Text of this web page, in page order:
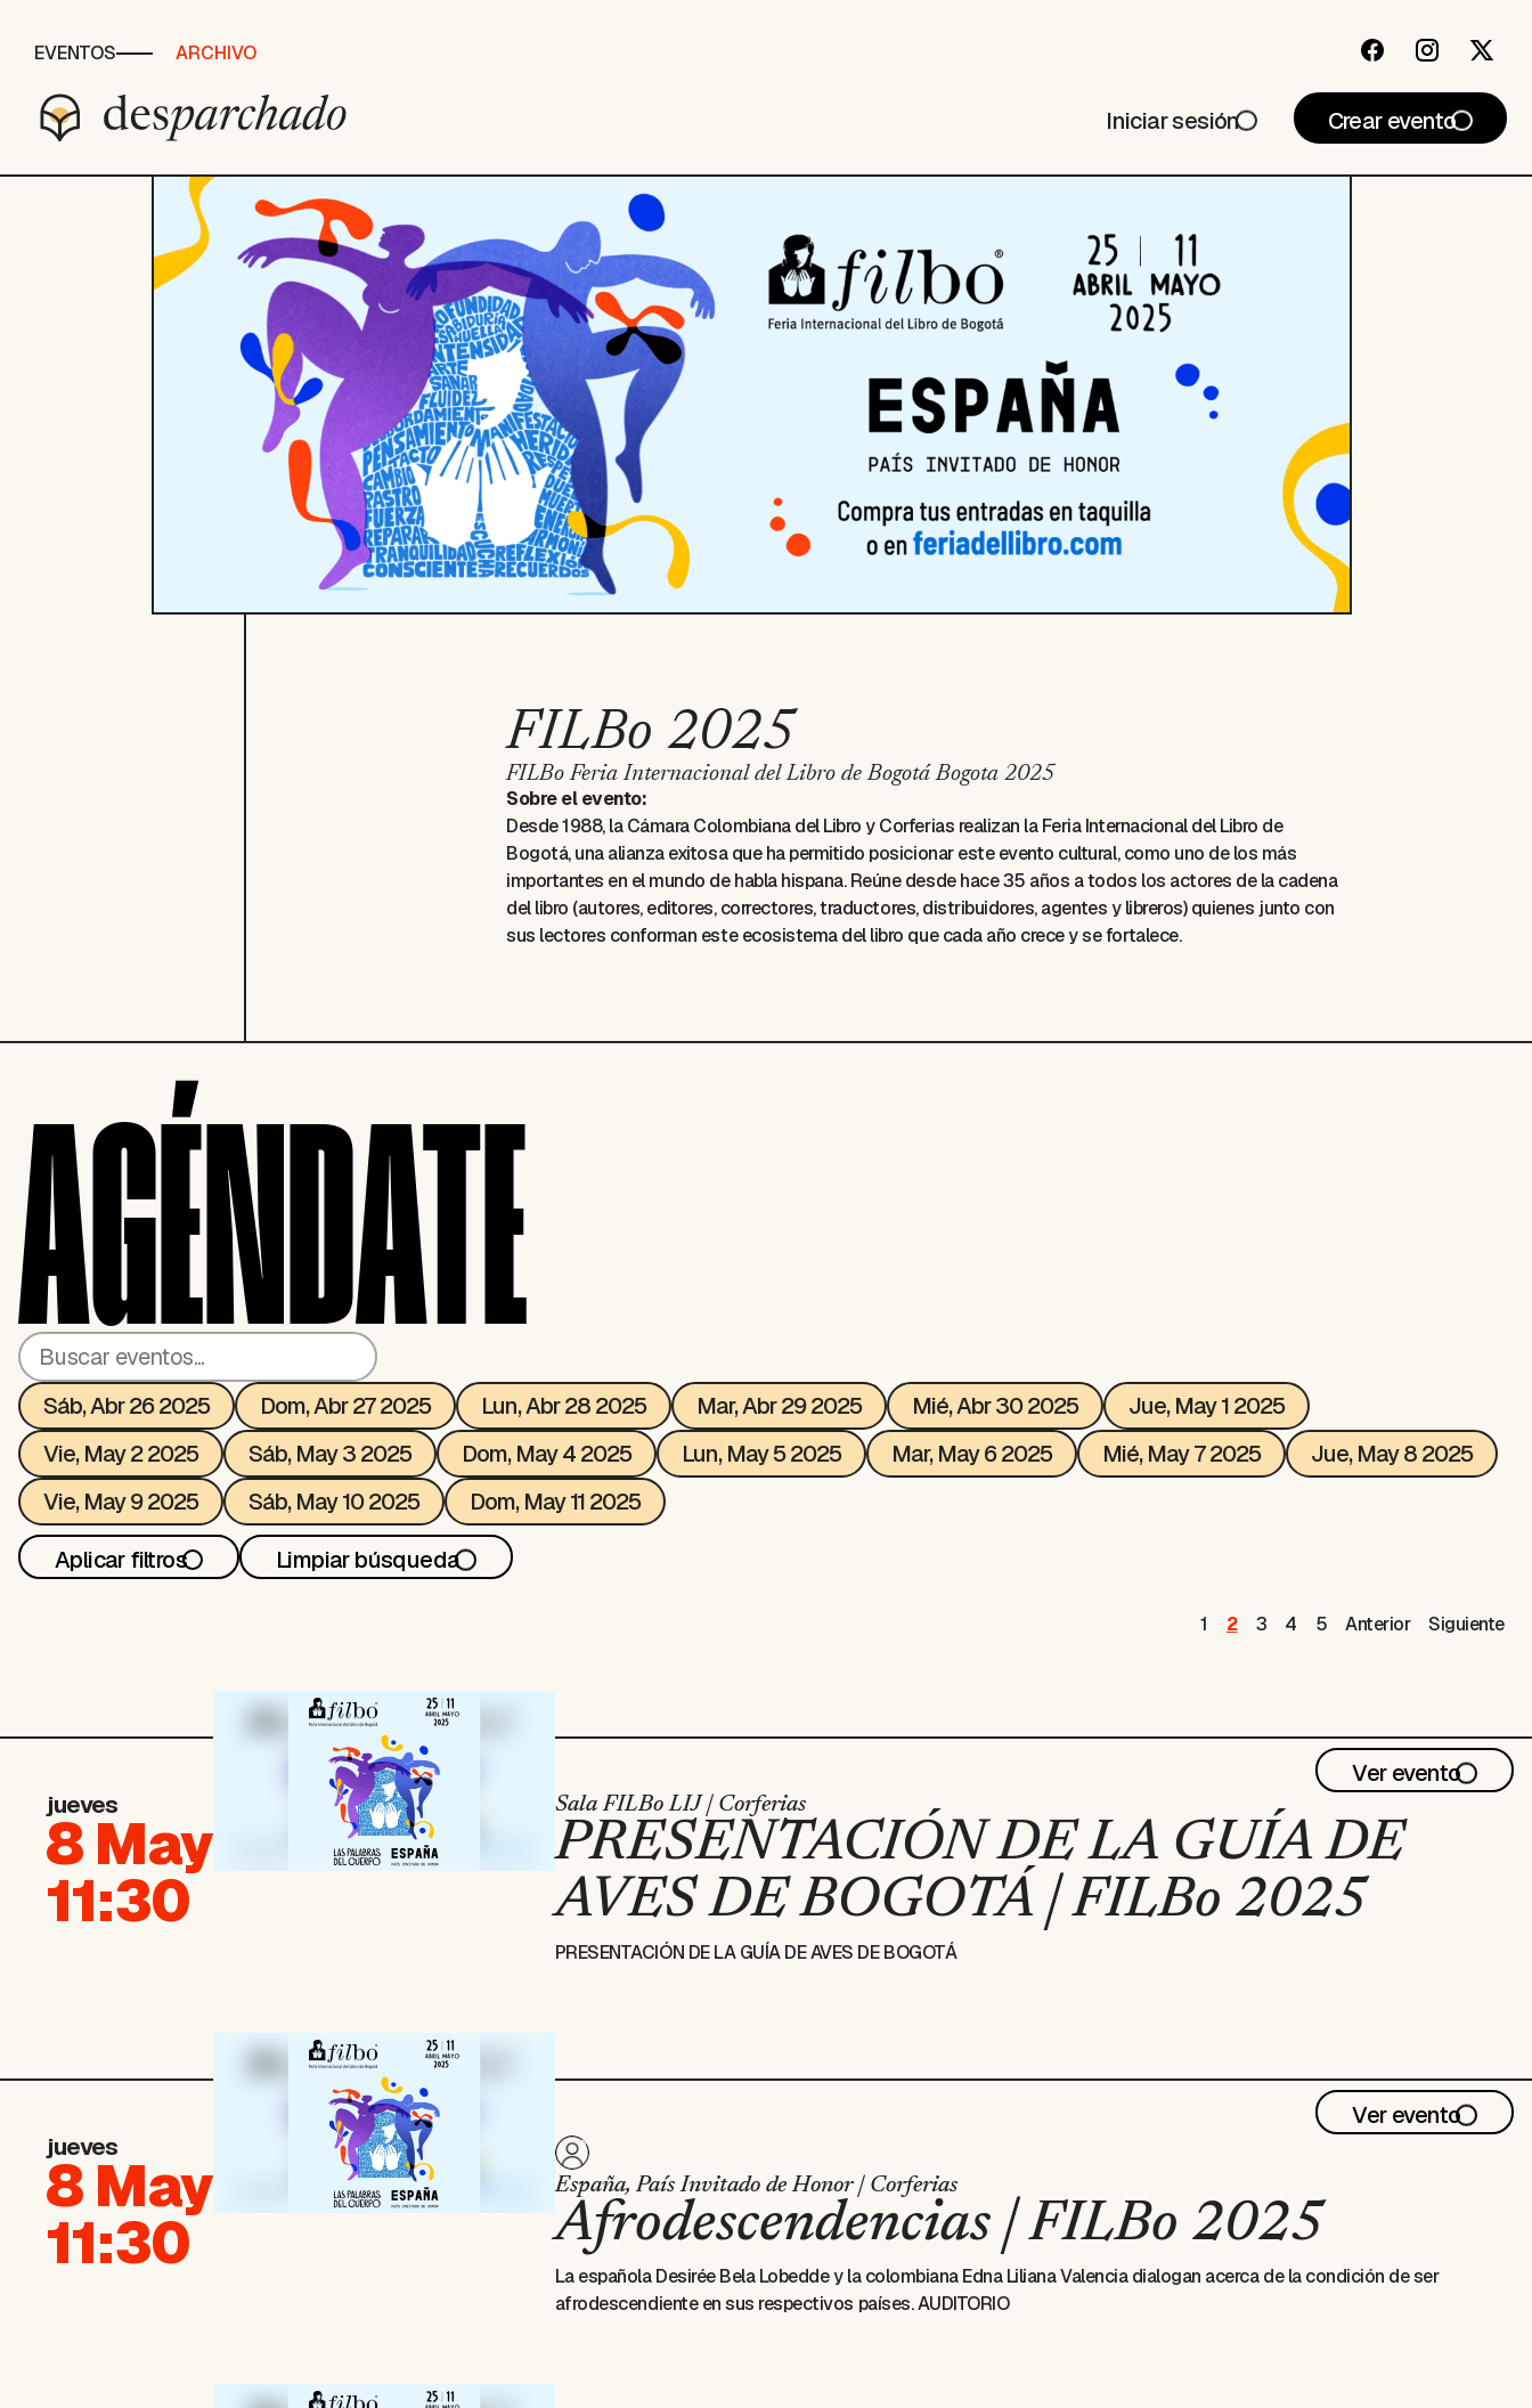
EVENTOS ARCHIVO
Iniciar sesión Crear evento
FILBo 2025
FILBo Feria Internacional del Libro de Bogotá Bogota 2025
Sobre el evento:
Desde 1988, la Cámara Colombiana del Libro y Corferias realizan la Feria Internacional del Libro de
Bogotá, una alianza exitosa que ha permitido posicionar este evento cultural, como uno de los más
importantes en el mundo de habla hispana. Reúne desde hace 35 años a todos los actores de la cadena
del libro (autores, editores, correctores, traductores, distribuidores, agentes y libreros) quienes junto con
sus lectores conforman este ecosistema del libro que cada año crece y se fortalece.
AGÉNDATE
Sáb, Abr 26 2025 Dom, Abr 27 2025 Lun, Abr 28 2025 Mar, Abr 29 2025 Mié, Abr 30 2025
Jue, May 1 2025
Vie, May 2 2025
Sáb, May 3 2025 Dom, May 4 2025 Lun, May 5 2025 Mar, May 6 2025 Mié, May 7 2025
Jue, May 8 2025
Vie, May 9 2025
Sáb, May 10 2025
Dom, May 11 2025
Aplicar filtros
Limpiar búsqueda
1 2 3 4 5 Anterior Siguiente
jueves
8 May
11:30
Sala FILBo LIJ | Corferias
PRESENTACIÓN DE LA GUÍA DE
AVES DE BOGOTÁ | FILBo 2025
PRESENTACIÓN DE LA GUÍA DE AVES DE BOGOTÁ
Ver evento
jueves
8 May
11:30
España, País Invitado de Honor | Corferias
Afrodescendencias | FILBo 2025
La española Desirée Bela Lobedde y la colombiana Edna Liliana Valencia dialogan acerca de la condición de ser
afrodescendiente en sus respectivos países. AUDITORIO
Ver evento